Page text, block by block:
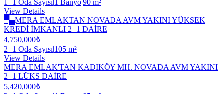
1+1 Oda Sayısı|1 Banyo|90 m²
View Details
▀▄MERA EMLAKTAN NOVADA AVM YAKINI YÜKSEK
KREDİ İMKANLI 2+1 DAİRE
4,750,000₺
2+1 Oda Sayısı|105 m²
View Details
MERA EMLAK'TAN KADIKÖY MH. NOVADA AVM YAKINI
2+1 LÜKS DAİRE
5,420,000₺